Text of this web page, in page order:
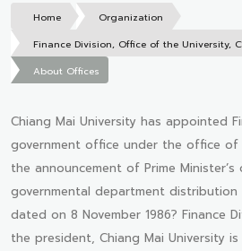
Home
Organization
Finance Division, Office of the University,
About Offices
Chiang Mai University has appointed
government office under the office
the announcement of Prime
governmental department distribution
dated on 8 November 1986? Finance
the president, Chiang Mai University